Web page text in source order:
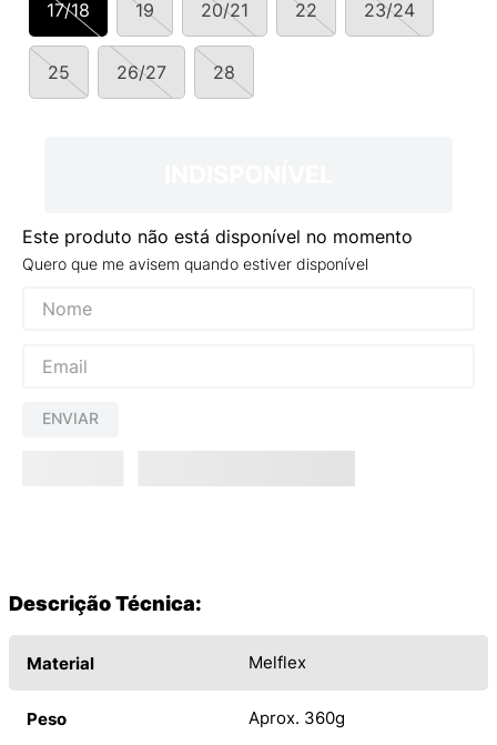
17/18 19 20/21 22 23/24
25 26/27 28
Este produto não está disponível no momento
Quero que me avisem quando estiver disponível
ENVIAR
Descrição Técnica:
Material Melflex
Peso Aprox. 360g
º
NEW 530
10º VEJA COUNTRY